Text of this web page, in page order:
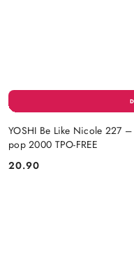
YOSHI Be Like Nicole 227
pop 2000 TPO-FREE
Cena:
20.90